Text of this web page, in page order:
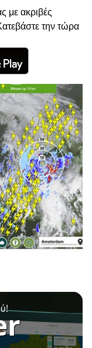
με ακριβές
την τώρα